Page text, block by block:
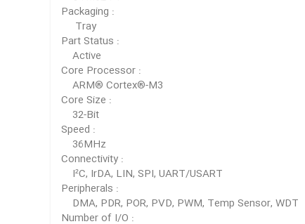
Packaging :
Tray
Part Status :
Active
Core Processor :
ARM® Cortex®-M3
Core Size :
32-Bit
Speed :
36MHz
Connectivity :
I²C, IrDA, LIN, SPI, UART/USART
Peripherals :
DMA, PDR, POR, PVD, PWM, Temp Sensor, WDT
Number of I/O :